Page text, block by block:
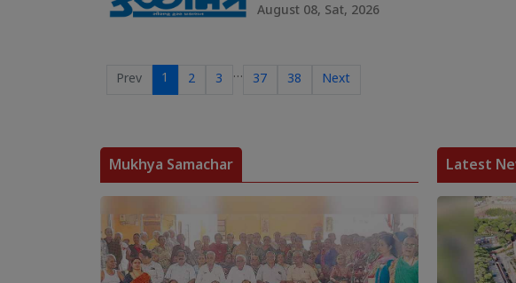
August 08, Sat, 2026
Prev 1 2 3 … 37 38 Next
Mukhya Samachar Latest